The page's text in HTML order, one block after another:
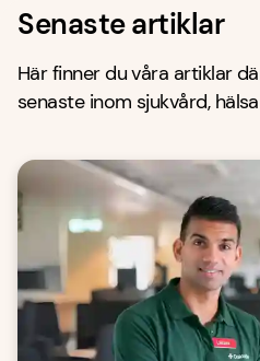
Senaste artiklar
Här finner du våra artiklar
senaste inom sjukvård,